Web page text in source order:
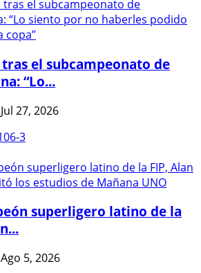
el subcampeonato de
“Lo...
Jul 27, 2026
3
superligero latino de la
Ago 5, 2026